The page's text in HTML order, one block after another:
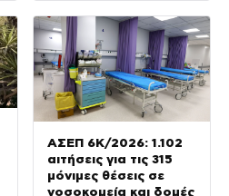
ΑΣΕΠ 6Κ/2026: 1.102
αιτήσεις για τις 315
μόνιμες θέσεις σε
νοσοκομεία και δομές